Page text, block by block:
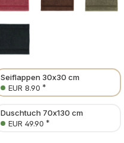
Seiflappen 30x30 cm
EUR 8.90 *
Duschtuch 70x130 cm
EUR 49.90 *